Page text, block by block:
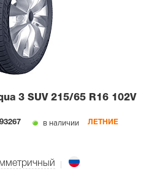
3 SUV 215/65 R16 102V
в наличии ЛЕТНИЕ